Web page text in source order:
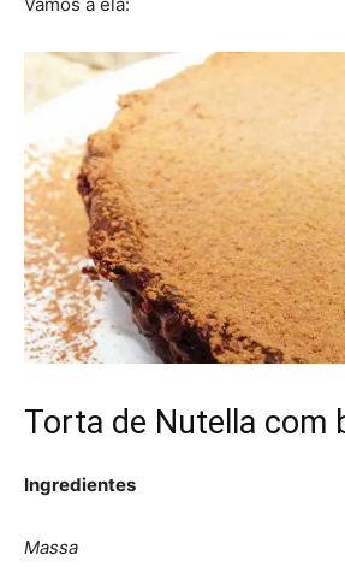
Torta de Nutella com
Ingredientes
Massa